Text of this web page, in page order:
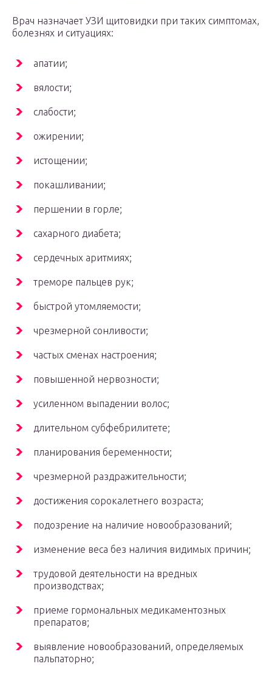
Врач назначает УЗИ щитовидки при таких симптомах,
болезнях и ситуациях:
апатии;
вялости;
слабости;
ожирении;
истощении;
покашливании;
першении в горле;
сахарного диабета;
сердечных аритмиях;
треморе пальцев рук;
быстрой утомляемости;
чрезмерной сонливости;
частых сменах настроения;
повышенной нервозности;
усиленном выпадении волос;
длительном субфебрилитете;
планирования беременности;
чрезмерной раздражительности;
достижения сорокалетнего возраста;
подозрение на наличие новообразований;
изменение веса без наличия видимых причин;
трудовой деятельности на вредных
производствах;
приеме гормональных медикаментозных
препаратов;
выявление новообразований, определяемых
пальпаторно;